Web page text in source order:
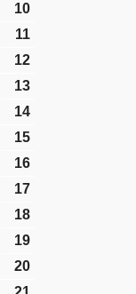
10
11
12
13
14
15
16
17
18
19
20